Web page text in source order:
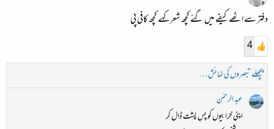
دفتر سے اٹھے کیفے میں گئے کچھ شعر کہے کچھ کافی پی
4
پچھلے تبصروں کی نمائش…
عبد الرحمٰن
اپنی خرابیوں کو پسِ پشت ڈال کر